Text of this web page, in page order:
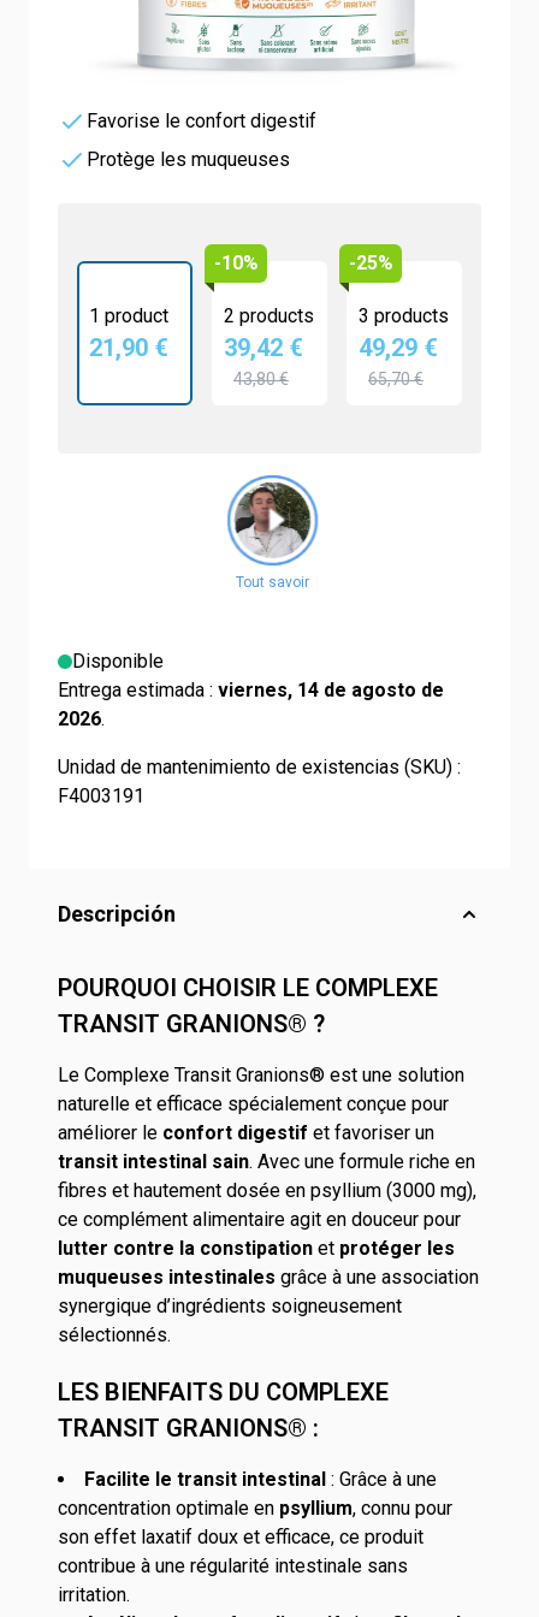
Facilite le transit
Favorise le confort digestif
Protège les muqueuses
1 product
21,90 €
-10%
2 products
39,42 €
43,80 €
-25%
3 products
49,29 €
65,70 €
Disponible
Entrega estimada : viernes, 14 de agosto de
2026.
Unidad de mantenimiento de existencias (SKU) :
F4003191
Descripción
POURQUOI CHOISIR LE COMPLEXE
TRANSIT GRANIONS® ?
Le Complexe Transit Granions® est une solution
naturelle et efficace spécialement conçue pour
améliorer le confort digestif et favoriser un
transit intestinal sain. Avec une formule riche en
fibres et hautement dosée en psyllium (3000 mg),
ce complément alimentaire agit en douceur pour
lutter contre la constipation et protéger les
muqueuses intestinales grâce à une association
synergique d’ingrédients soigneusement
sélectionnés.
LES BIENFAITS DU COMPLEXE
TRANSIT GRANIONS® :
Facilite le transit intestinal : Grâce à une
concentration optimale en psyllium, connu pour
son effet laxatif doux et efficace, ce produit
contribue à une régularité intestinale sans
irritation.